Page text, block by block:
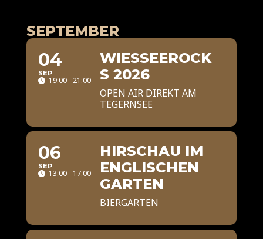
SEPTEMBER
04
SEP
19:00 - 21:00
WIESSEEROCK
S 2026
OPEN AIR DIREKT AM
TEGERNSEE
06
SEP
13:00 - 17:00
HIRSCHAU IM
ENGLISCHEN
GARTEN
BIERGARTEN